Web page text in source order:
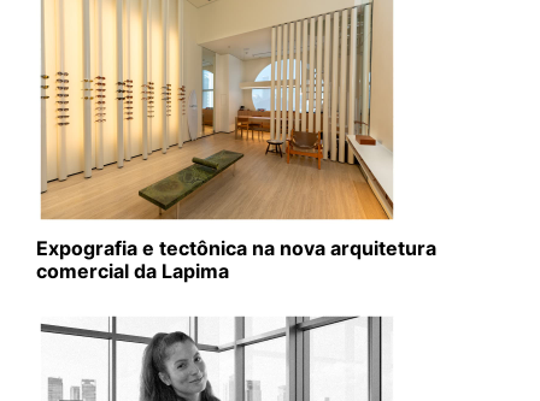
Expografia e tectônica na nova arquitetura
comercial da Lapima